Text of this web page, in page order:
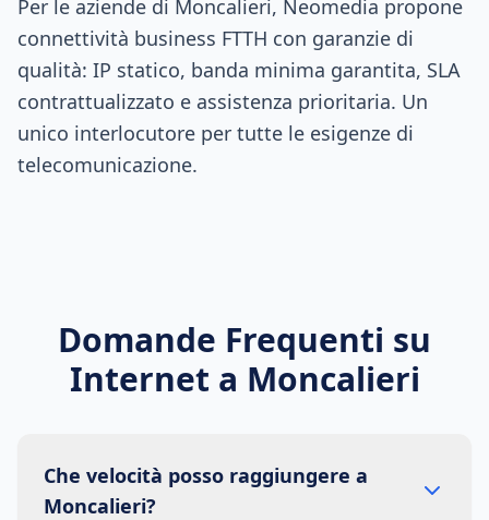
Per le aziende di Moncalieri, Neomedia propone
connettività business FTTH con garanzie di
qualità: IP statico, banda minima garantita, SLA
contrattualizzato e assistenza prioritaria. Un
unico interlocutore per tutte le esigenze di
telecomunicazione.
Domande Frequenti su
Internet a Moncalieri
Che velocità posso raggiungere a
Moncalieri?